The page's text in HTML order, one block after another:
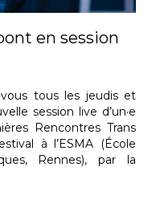
en session
tous les jeudis et
session live d’un·e
Rencontres Trans
à l’ESMA (École
Rennes), par la